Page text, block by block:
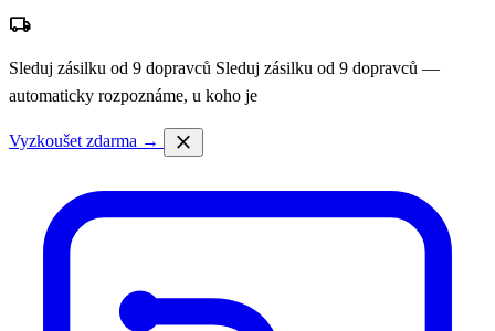
local_shipping
Sleduj zásilku od 9 dopravců Sleduj zásilku od 9 dopravců —
automaticky rozpoznáme, u koho je
Vyzkoušet zdarma → close